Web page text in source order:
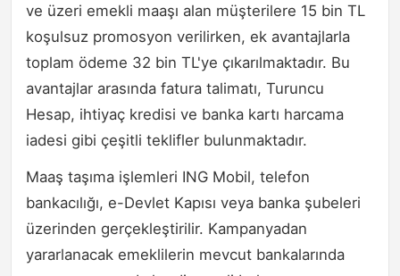
ve üzeri emekli maaşı alan müşterilere 15 bin TL
koşulsuz promosyon verilirken, ek avantajlarla
toplam ödeme 32 bin TL'ye çıkarılmaktadır. Bu
avantajlar arasında fatura talimatı, Turuncu
Hesap, ihtiyaç kredisi ve banka kartı harcama
iadesi gibi çeşitli teklifler bulunmaktadır.
Maaş taşıma işlemleri ING Mobil, telefon
bankacılığı, e-Devlet Kapısı veya banka şubeleri
üzerinden gerçekleştirilir. Kampanyadan
yararlanacak emeklilerin mevcut bankalarında